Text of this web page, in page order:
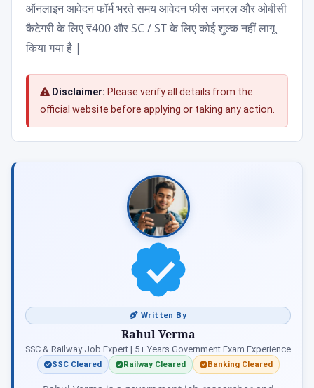
ऑनलाइन आवेदन फॉर्म भरते समय आवेदन फीस जनरल और ओबीसी
कैटेगरी के लिए ₹400 और SC / ST के लिए कोई शुल्क नहीं लागू
किया गया है |
Disclaimer: Please verify all details from the
official website before applying or taking any action.
Written By
Rahul Verma
SSC & Railway Job Expert | 5+ Years Government Exam Experience
SSC Cleared Railway Cleared Banking Cleared